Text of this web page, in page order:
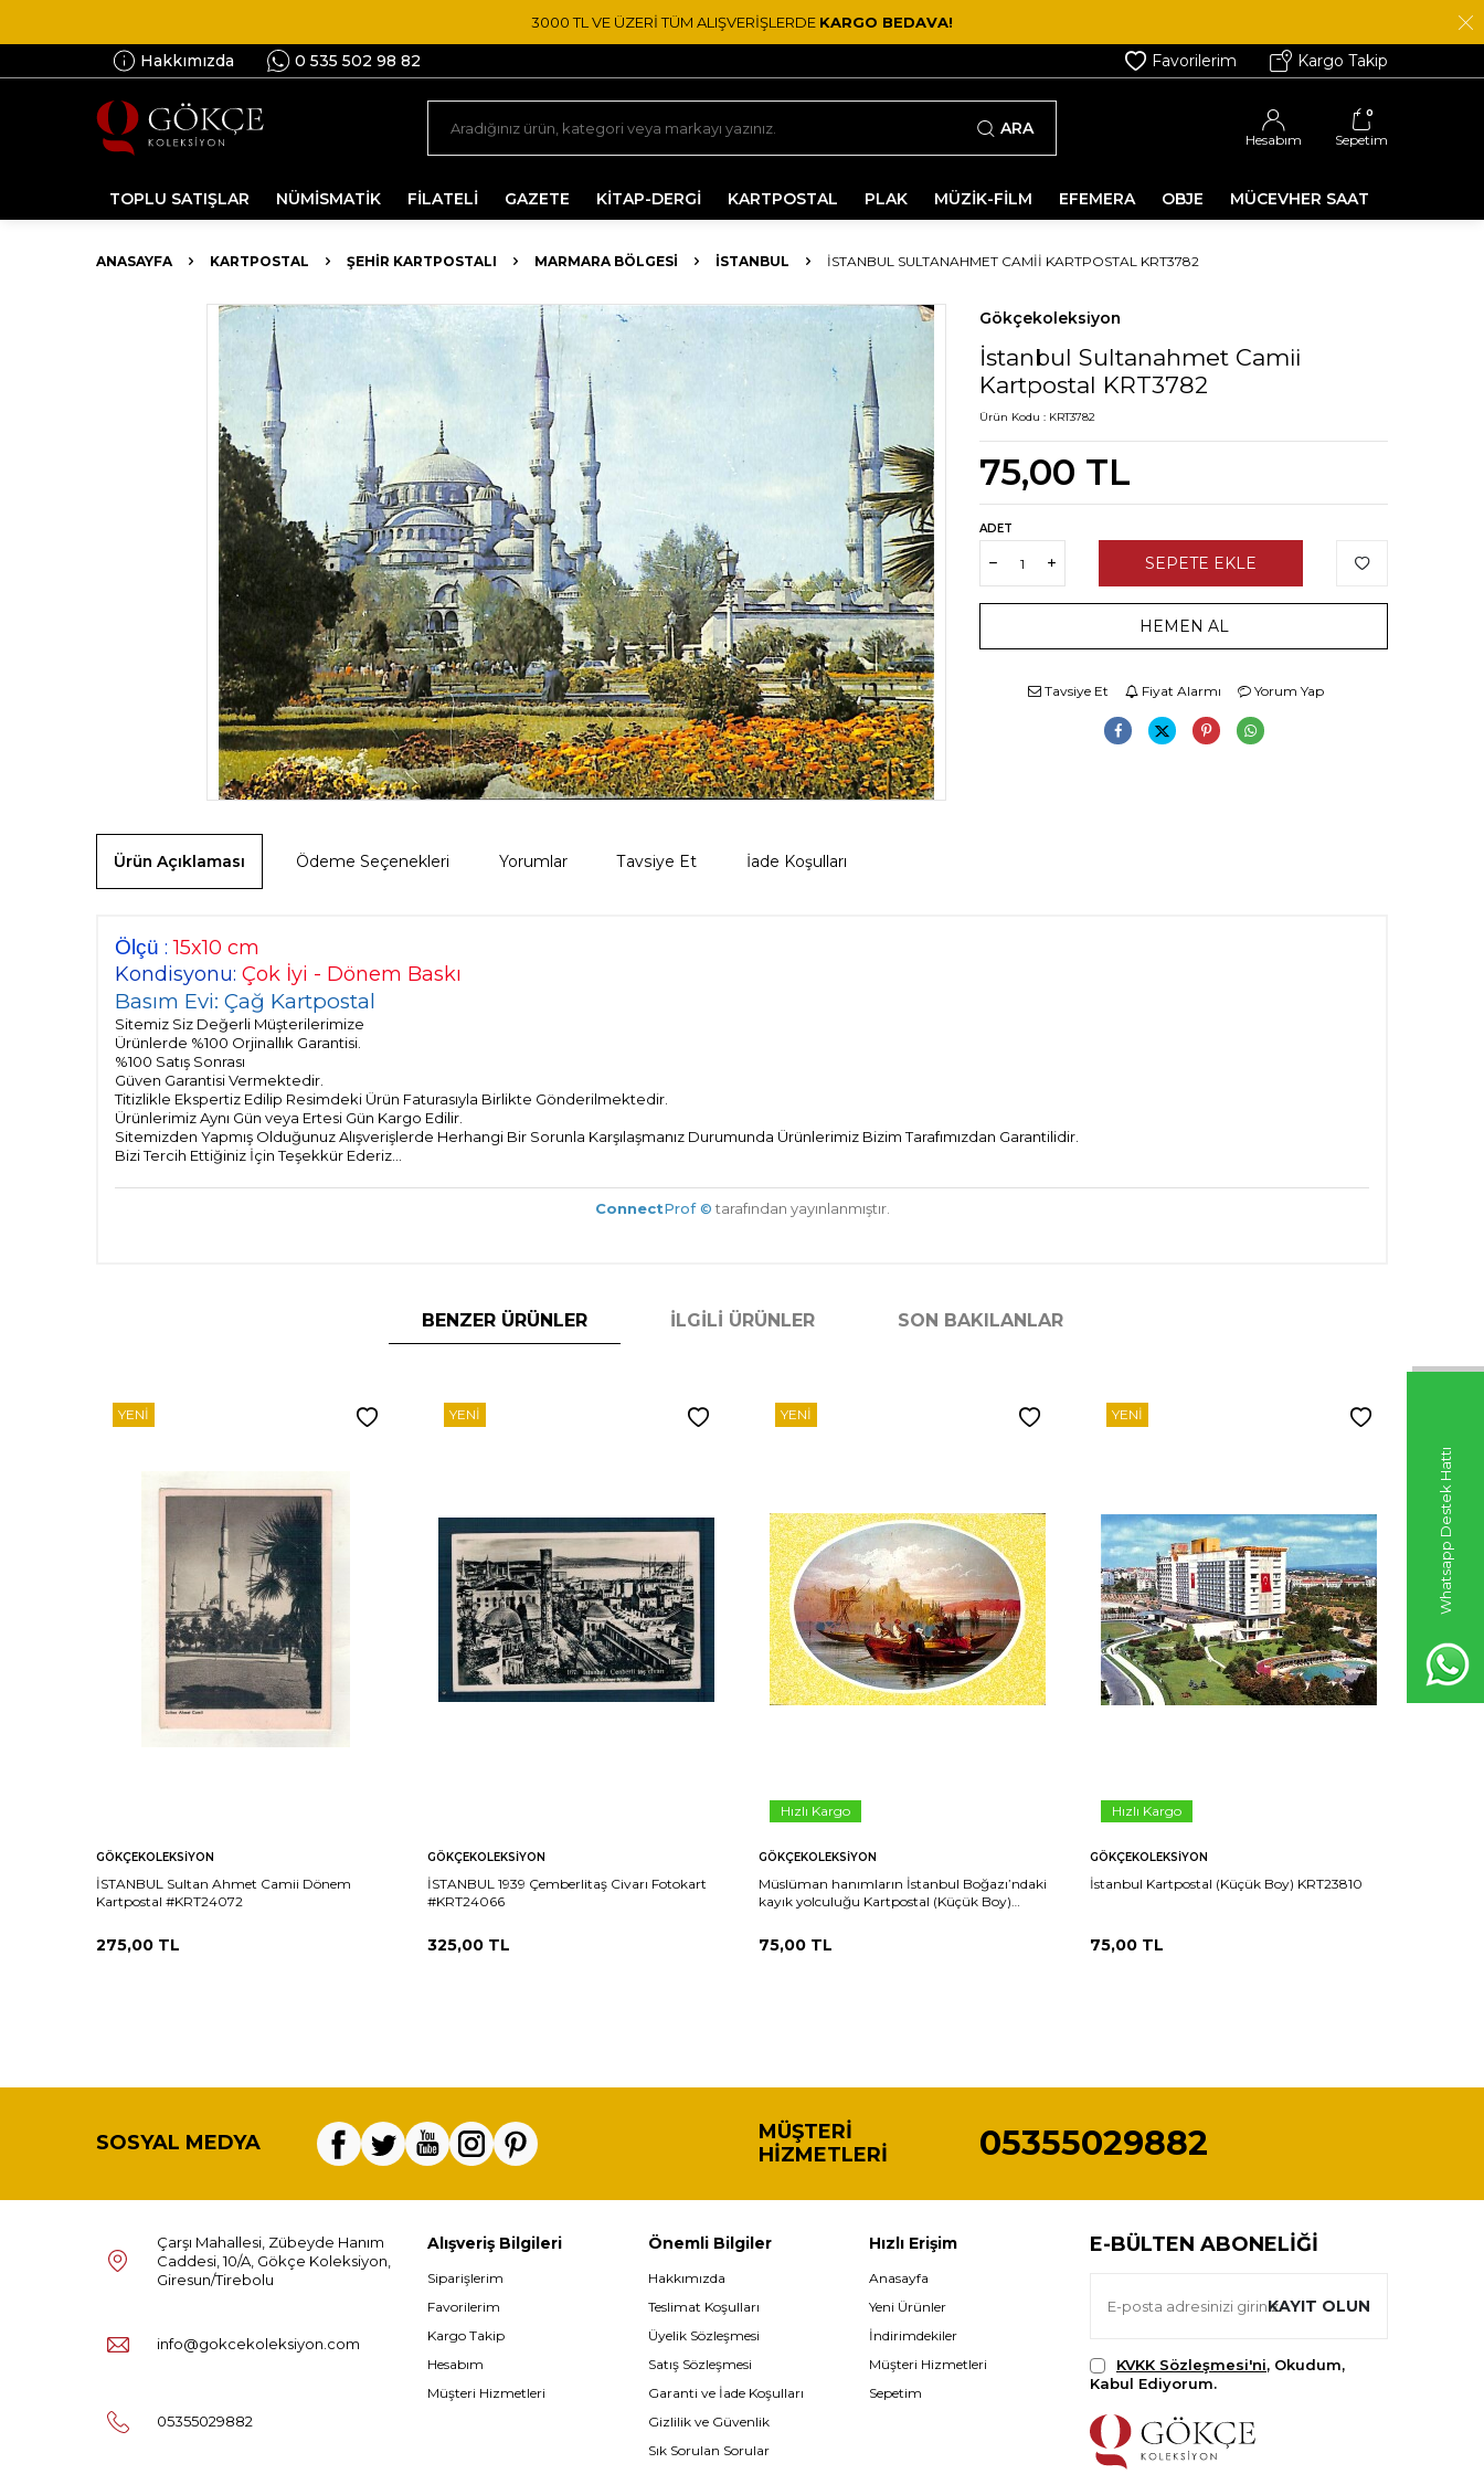
Whatsapp Destek Hattı
3000 TL VE ÜZERİ TÜM ALIŞVERİŞLERDE KARGO BEDAVA!
Hakkımızda 0 535 502 98 82 Favorilerim Kargo Takip
ARA
Hesabım
0
Sepetim
TOPLU SATIŞLAR NÜMİSMATİK FİLATELİ GAZETE KİTAP-DERGİ KARTPOSTAL PLAK MÜZİK-FİLM EFEMERA OBJE MÜCEVHER SAAT
ANASAYFA KARTPOSTAL ŞEHIR KARTPOSTALI MARMARA BÖLGESI İSTANBUL İSTANBUL SULTANAHMET CAMII KARTPOSTAL KRT3782
Gökçekoleksiyon
İstanbul Sultanahmet Camii
Kartpostal KRT3782
Ürün Kodu : KRT3782
75,00 TL
ADET
SEPETE EKLE
HEMEN AL
Tavsiye Et Fiyat Alarmı Yorum Yap
Ürün Açıklaması Ödeme Seçenekleri Yorumlar Tavsiye Et İade Koşulları
Ölçü : 15x10 cm
Kondisyonu: Çok İyi - Dönem Baskı
Basım Evi: Çağ Kartpostal
Sitemiz Siz Değerli Müşterilerimize
Ürünlerde %100 Orjinallık Garantisi.
%100 Satış Sonrası
Güven Garantisi Vermektedir.
Titizlikle Ekspertiz Edilip Resimdeki Ürün Faturasıyla Birlikte Gönderilmektedir.
Ürünlerimiz Aynı Gün veya Ertesi Gün Kargo Edilir.
Sitemizden Yapmış Olduğunuz Alışverişlerde Herhangi Bir Sorunla Karşılaşmanız Durumunda Ürünlerimiz Bizim Tarafımızdan Garantilidir.
Bizi Tercih Ettiğiniz İçin Teşekkür Ederiz...
ConnectProf © tarafından yayınlanmıştır.
BENZER ÜRÜNLER İLGILI ÜRÜNLER SON BAKILANLAR
YENI
GÖKÇEKOLEKSIYON
İSTANBUL Sultan Ahmet Camii Dönem
Kartpostal #KRT24072
275,00 TL
YENI
GÖKÇEKOLEKSIYON
İSTANBUL 1939 Çemberlitaş Civarı Fotokart
#KRT24066
325,00 TL
YENI
Hızlı Kargo
GÖKÇEKOLEKSIYON
Müslüman hanımların İstanbul Boğazı’ndaki
kayık yolculuğu Kartpostal (Küçük Boy)
75,00 TL
YENI
Hızlı Kargo
GÖKÇEKOLEKSIYON
İstanbul Kartpostal (Küçük Boy) KRT23810
75,00 TL
SOSYAL MEDYA
MÜŞTERI
HIZMETLERI
05355029882
Çarşı Mahallesi, Zübeyde Hanım
Caddesi, 10/A, Gökçe Koleksiyon,
Giresun/Tirebolu
info@gokcekoleksiyon.com
05355029882
Alışveriş Bilgileri
Siparişlerim
Favorilerim
Kargo Takip
Hesabım
Müşteri Hizmetleri
Önemli Bilgiler
Hakkımızda
Teslimat Koşulları
Üyelik Sözleşmesi
Satış Sözleşmesi
Garanti ve İade Koşulları
Gizlilik ve Güvenlik
Sık Sorulan Sorular
Hızlı Erişim
Anasayfa
Yeni Ürünler
İndirimdekiler
Müşteri Hizmetleri
Sepetim
E-BÜLTEN ABONELIĞI
KAYIT OLUN
KVKK Sözleşmesi'ni, Okudum,
Kabul Ediyorum.